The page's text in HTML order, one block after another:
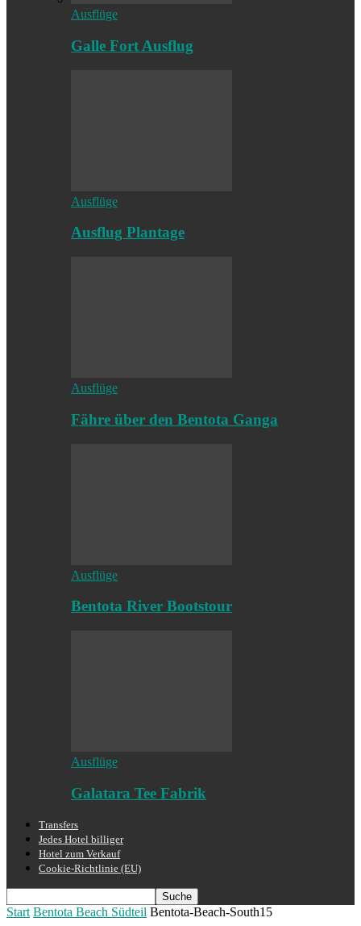
Ausflüge
Galle Fort Ausflug
Ausflüge
Ausflug Plantage
Ausflüge
Fähre über den Bentota Ganga
Ausflüge
Bentota River Bootstour
Ausflüge
Galatara Tee Fabrik
Transfers
Jedes Hotel billiger
Hotel zum Verkauf
Cookie-Richtlinie (EU)
Start Bentota Beach Südteil Bentota-Beach-South15